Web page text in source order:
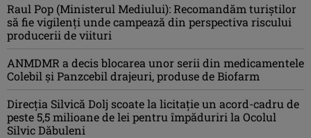
Raul Pop (Ministerul Mediului): Recomandăm turiştilor
să fie vigilenţi unde campează din perspectiva riscului
producerii de viituri
ANMDMR a decis blocarea unor serii din medicamentele
Colebil și Panzcebil drajeuri, produse de Biofarm
Direcția Silvică Dolj scoate la licitație un acord-cadru de
peste 5,5 milioane de lei pentru împăduriri la Ocolul
Silvic Dăbuleni